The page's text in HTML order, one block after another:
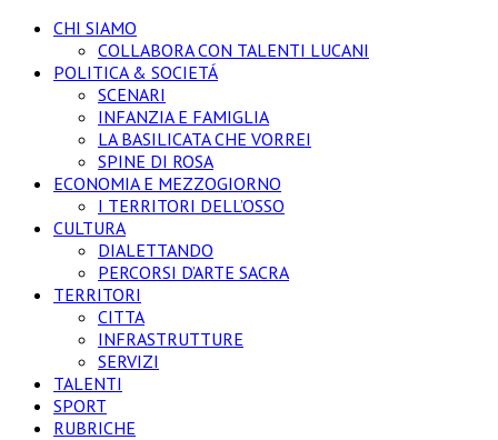
CHI SIAMO
COLLABORA CON TALENTI LUCANI
POLITICA & SOCIETÁ
SCENARI
INFANZIA E FAMIGLIA
LA BASILICATA CHE VORREI
SPINE DI ROSA
ECONOMIA E MEZZOGIORNO
I TERRITORI DELL’OSSO
CULTURA
DIALETTANDO
PERCORSI D’ARTE SACRA
TERRITORI
CITTA
INFRASTRUTTURE
SERVIZI
TALENTI
SPORT
RUBRICHE